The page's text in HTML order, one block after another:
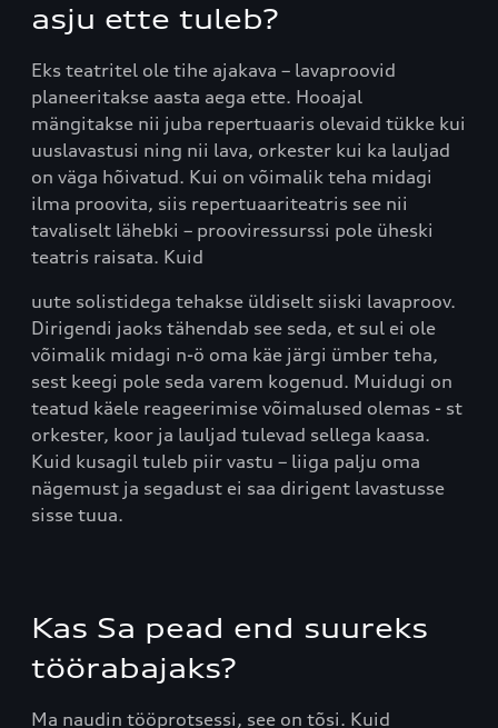
asju ette tuleb?
Eks teatritel ole tihe ajakava – lavaproovid
planeeritakse aasta aega ette. Hooajal
mängitakse nii juba repertuaaris olevaid tükke kui
uuslavastusi ning nii lava, orkester kui ka lauljad
on väga hõivatud. Kui on võimalik teha midagi
ilma proovita, siis repertuaariteatris see nii
tavaliselt lähebki – prooviressurssi pole üheski
teatris raisata. Kuid
uute solistidega tehakse üldiselt siiski lavaproov.
Dirigendi jaoks tähendab see seda, et sul ei ole
võimalik midagi n-ö oma käe järgi ümber teha,
sest keegi pole seda varem kogenud. Muidugi on
teatud käele reageerimise võimalused olemas - st
orkester, koor ja lauljad tulevad sellega kaasa.
Kuid kusagil tuleb piir vastu – liiga palju oma
nägemust ja segadust ei saa dirigent lavastusse
sisse tuua.
Kas Sa pead end suureks
töörabajaks?
Ma naudin tööprotsessi, see on tõsi. Kuid